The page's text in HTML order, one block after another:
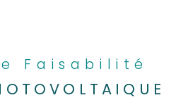
Faisabilité